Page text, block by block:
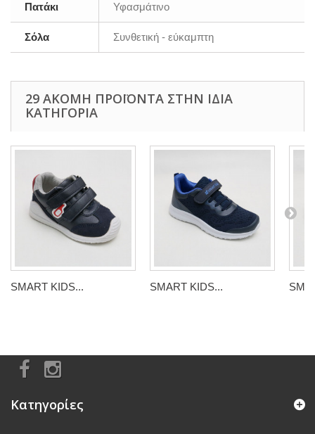
Πατάκι Υφασμάτινο
Σόλα Συνθετική - εύκαμπτη
29 ΑΚΌΜΗ ΠΡΟΪΌΝΤΑ ΣΤΗΝ ΊΔΙΑ
ΚΑΤΗΓΟΡΊΑ
SMART KIDS... SMART KIDS...
Κατηγορίες